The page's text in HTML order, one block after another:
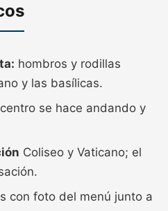
hombros y rodillas
y las basílicas.
se hace andando y
Coliseo y Vaticano; el
con foto del menú junto a